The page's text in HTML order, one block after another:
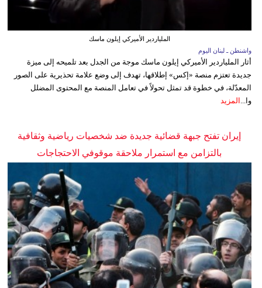
الملياردير الأميركي إيلون ماسك
واشنطن ـ لبنان اليوم
أثار الملياردير الأميركي إيلون ماسك موجة من الجدل بعد تلميحه إلى ميزة
جديدة تعتزم منصة «إكس» إطلاقها، تهدف إلى وضع علامة تحذيرية على الصور
المعدّلة، في خطوة قد تمثل تحولاً في تعامل المنصة مع المحتوى المضلل
وا... المزيد
إيران تفتح جبهة قضائية جديدة ضد شخصيات رياضية وثقافية
بالتزامن مع استمرار ملاحقة موقوفي الاحتجاجات